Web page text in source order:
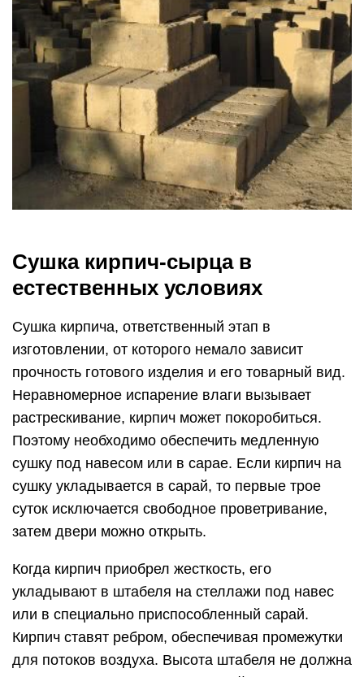
Сушка кирпич-сырца в
естественных условиях
Сушка кирпича, ответственный этап в
изготовлении, от которого немало зависит
прочность готового изделия и его товарный вид.
Неравномерное испарение влаги вызывает
растрескивание, кирпич может покоробиться.
Поэтому необходимо обеспечить медленную
сушку под навесом или в сарае. Если кирпич на
сушку укладывается в сарай, то первые трое
суток исключается свободное проветривание,
затем двери можно открыть.
Когда кирпич приобрел жесткость, его
укладывают в штабеля на стеллажи под навес
или в специально приспособленный сарай.
Кирпич ставят ребром, обеспечивая промежутки
для потоков воздуха. Высота штабеля не должна